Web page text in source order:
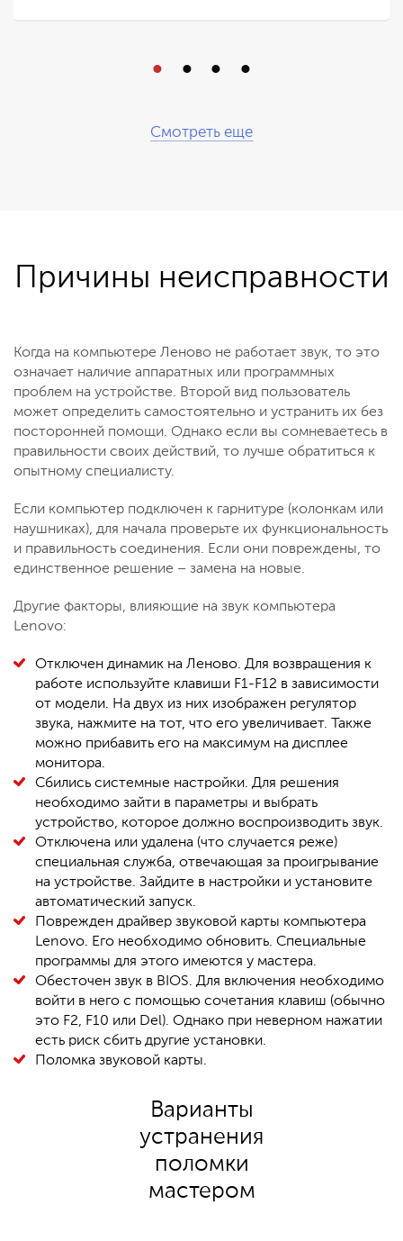
Смотреть еще
Причины неисправности
Когда на компьютере Леново не работает звук, то это
означает наличие аппаратных или программных
проблем на устройстве. Второй вид пользователь
может определить самостоятельно и устранить их без
посторонней помощи. Однако если вы сомневаетесь в
правильности своих действий, то лучше обратиться к
опытному специалисту.
Если компьютер подключен к гарнитуре (колонкам или
наушниках), для начала проверьте их функциональность
и правильность соединения. Если они повреждены, то
единственное решение – замена на новые.
Другие факторы, влияющие на звук компьютера
Lenovo:
Отключен динамик на Леново. Для возвращения к
работе используйте клавиши F1-F12 в зависимости
от модели. На двух из них изображен регулятор
звука, нажмите на тот, что его увеличивает. Также
можно прибавить его на максимум на дисплее
монитора.
Сбились системные настройки. Для решения
необходимо зайти в параметры и выбрать
устройство, которое должно воспроизводить звук.
Отключена или удалена (что случается реже)
специальная служба, отвечающая за проигрывание
на устройстве. Зайдите в настройки и установите
автоматический запуск.
Поврежден драйвер звуковой карты компьютера
Lenovo. Его необходимо обновить. Специальные
программы для этого имеются у мастера.
Обесточен звук в BIOS. Для включения необходимо
войти в него с помощью сочетания клавиш (обычно
это F2, F10 или Del). Однако при неверном нажатии
есть риск сбить другие установки.
Поломка звуковой карты.
Варианты
устранения
поломки
мастером